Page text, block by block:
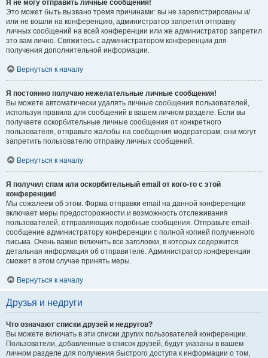
Я не могу отправить личные сообщения!
Это может быть вызвано тремя причинами: вы не зарегистрированы и/
или не вошли на конференцию, администратор запретил отправку
личных сообщений на всей конференции или же администратор запретил
это вам лично. Свяжитесь с администратором конференции для
получения дополнительной информации.
Вернуться к началу
Я постоянно получаю нежелательные личные сообщения!
Вы можете автоматически удалять личные сообщения пользователей,
используя правила для сообщений в вашем личном разделе. Если вы
получаете оскорбительные личные сообщения от конкретного
пользователя, отправьте жалобы на сообщения модераторам; они могут
запретить пользователю отправку личных сообщений.
Вернуться к началу
Я получил спам или оскорбительный email от кого-то с этой
конференции!
Мы сожалеем об этом. Форма отправки email на данной конференции
включает меры предосторожности и возможность отслеживания
пользователей, отправляющих подобные сообщения. Отправьте email-
сообщение администратору конференции с полной копией полученного
письма. Очень важно включить все заголовки, в которых содержится
детальная информация об отправителе. Администратор конференции
сможет в этом случае принять меры.
Вернуться к началу
Друзья и недруги
Что означают списки друзей и недругов?
Вы можете включать в эти списки других пользователей конференции.
Пользователи, добавленные в список друзей, будут указаны в вашем
личном разделе для получения быстрого доступа к информации о том,